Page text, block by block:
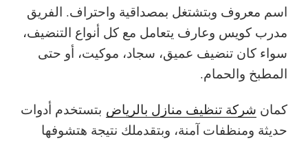
اسم معروف وبتشتغل بمصداقية واحتراف. الفريق
مدرب كويس وعارف يتعامل مع كل أنواع التنضيف،
سواء كان تنضيف عميق، سجاد، موكيت، أو حتى
المطبخ والحمام.
كمان شركة تنظيف منازل بالرياض بتستخدم أدوات
حديثة ومنظفات آمنة، وبتقدملك نتيجة هتشوفها